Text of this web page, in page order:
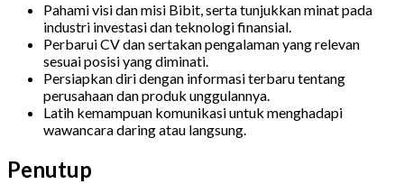
Pahami visi dan misi Bibit, serta tunjukkan minat pada
industri investasi dan teknologi finansial.
Perbarui CV dan sertakan pengalaman yang relevan
sesuai posisi yang diminati.
Persiapkan diri dengan informasi terbaru tentang
perusahaan dan produk unggulannya.
Latih kemampuan komunikasi untuk menghadapi
wawancara daring atau langsung.
Penutup